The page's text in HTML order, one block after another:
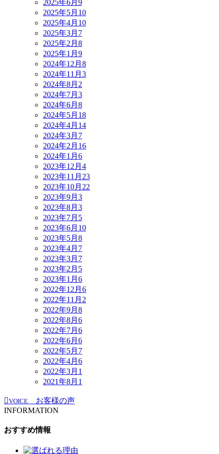
2025年6月 9
2025年5月 10
2025年4月 10
2025年3月 7
2025年2月 8
2025年1月 9
2024年12月 8
2024年11月 3
2024年8月 2
2024年7月 3
2024年6月 8
2024年5月 18
2024年4月 14
2024年3月 7
2024年2月 16
2024年1月 6
2023年12月 4
2023年11月 23
2023年10月 22
2023年9月 3
2023年8月 3
2023年7月 5
2023年6月 10
2023年5月 8
2023年4月 7
2023年3月 7
2023年2月 5
2023年1月 6
2022年12月 6
2022年11月 2
2022年9月 8
2022年8月 6
2022年7月 6
2022年6月 6
2022年5月 7
2022年4月 6
2022年3月 1
2021年8月 1
VOICE
お客様の声
INFORMATION
おすすめ情報